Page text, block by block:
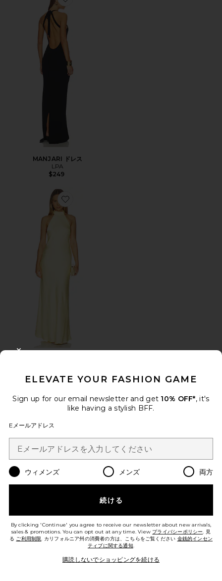
Favorite MANJARI ドレス
MANJARI ドレス
LPA
$249
Favorite ARABELLE ドレス
$159
Favorite KESARI ドレス
今トレンド!
先ほど10点売れました
KESARI ドレス
ELEVATE YOUR FASHION GAME
Sign up for our email newsletter and get 10% OFF*, it's
like having a stylish BFF.
Eメールアドレス
ウィメンズ メンズ 両方
続ける
By clicking 'Continue' you agree to receive our newsletter about new arrivals,
sales & promotions. You can opt out at any time. View プライバシーポリシー. 見
る ご利用制限. カリフォルニア州の消費者の方は、こちらをご覧ください 金銭的インセン
ティブに関する通知.
購読しないでショッピングを続ける